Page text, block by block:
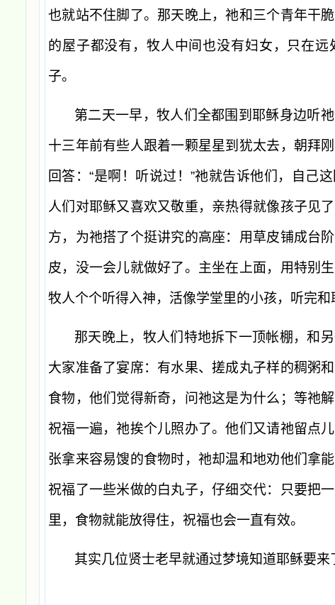
也就站不住脚了。那天晚上，祂和三个青年干
的屋子都没有，牧人中间也没有妇女，只在
子。
第二天一早，牧人们全都围到耶稣身边听
十三年前有些人跟着一颗星星到犹太去，朝拜
回答：“是啊！听说过！”祂就告诉他们，自己
人们对耶稣又喜欢又敬重，亲热得就像孩子见
方，为祂搭了个挺讲究的高座：用草皮铺成台
皮，没一会儿就做好了。主坐在上面，用特别
牧人个个听得入神，活像学堂里的小孩，听完和
那天晚上，牧人们特地拆下一顶帐棚，和
大家准备了宴席：有水果、搓成丸子样的稠粥
食物，他们觉得新奇，问祂这是为什么；等祂
祝福一遍，祂挨个儿照办了。他们又请祂留点
张拿来容易馊的食物时，祂却温和地劝他们拿
祝福了一些米做的白丸子，仔细交代：只要把
里，食物就能放得住，祝福也会一直有效。
其实几位贤士老早就通过梦境知道耶稣要来